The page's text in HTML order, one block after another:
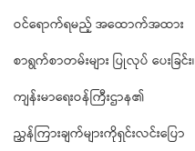
ဝင်ရောက်ရမည့် အထောက်အထား
စာရွက်စာတမ်းများ ပြုလုပ် ပေးခြင်း၊
ကျန်းမာရေးဝန်ကြီးဌာန၏
ညွှန်ကြားချက်များကိုရှင်းလင်းပြော